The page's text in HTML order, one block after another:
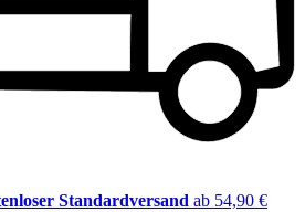
Standardversand ab 54,90 €